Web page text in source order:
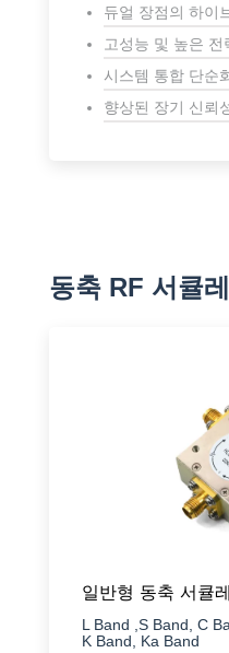
듀얼 장점의 하이
고성능 및 높은 전
시스템 통합 단순
향상된 장기 신뢰
동축 RF 서큘
일반형 동축 서큘
L Band ,S Band, C
K Band, Ka Band